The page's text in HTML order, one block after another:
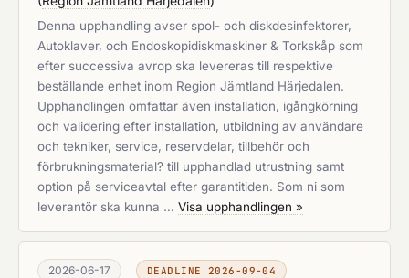
Denna upphandling avser spol- och diskdesinfektorer,
Autoklaver, och Endoskopidiskmaskiner & Torkskåp som
efter successiva avrop ska levereras till respektive
beställande enhet inom Region Jämtland Härjedalen.
Upphandlingen omfattar även installation, igångkörning
och validering efter installation, utbildning av användare
och tekniker, service, reservdelar, tillbehör och
förbrukningsmaterial? till upphandlad utrustning samt
option på serviceavtal efter garantitiden. Som ni som
leverantör ska kunna … Visa upphandlingen »
2026-06-17 DEADLINE 2026-09-04